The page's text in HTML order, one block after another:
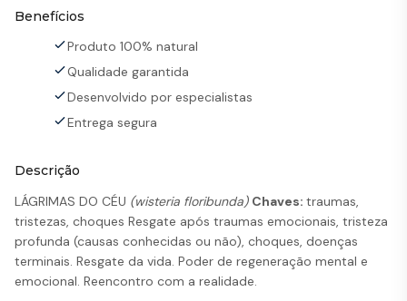
Benefícios
Produto 100% natural
Qualidade garantida
Desenvolvido por especialistas
Entrega segura
Descrição
LÁGRIMAS DO CÉU (wisteria floribunda) Chaves: traumas,
tristezas, choques Resgate após traumas emocionais, tristeza
profunda (causas conhecidas ou não), choques, doenças
terminais. Resgate da vida. Poder de regeneração mental e
emocional. Reencontro com a realidade.